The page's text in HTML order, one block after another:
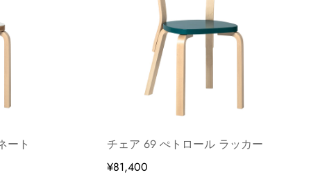
ート
チェア 69 ぺトロール ラッカー
¥81,400